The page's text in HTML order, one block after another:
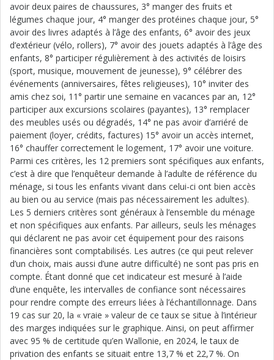
avoir deux paires de chaussures, 3° manger des fruits et
légumes chaque jour, 4° manger des protéines chaque jour, 5°
avoir des livres adaptés à l’âge des enfants, 6° avoir des jeux
d’extérieur (vélo, rollers), 7° avoir des jouets adaptés à l’âge des
enfants, 8° participer régulièrement à des activités de loisirs
(sport, musique, mouvement de jeunesse), 9° célébrer des
événements (anniversaires, fêtes religieuses), 10° inviter des
amis chez soi, 11° partir une semaine en vacances par an, 12°
participer aux excursions scolaires (payantes), 13° remplacer
des meubles usés ou dégradés, 14° ne pas avoir d’arriéré de
paiement (loyer, crédits, factures) 15° avoir un accès internet,
16° chauffer correctement le logement, 17° avoir une voiture.
Parmi ces critères, les 12 premiers sont spécifiques aux enfants,
c’est à dire que l’enquêteur demande à l’adulte de référence du
ménage, si tous les enfants vivant dans celui-ci ont bien accès
au bien ou au service (mais pas nécessairement les adultes).
Les 5 derniers critères sont généraux à l’ensemble du ménage
et non spécifiques aux enfants. Par ailleurs, seuls les ménages
qui déclarent ne pas avoir cet équipement pour des raisons
financières sont comptabilisés. Les autres (ce qui peut relever
d’un choix, mais aussi d’une autre difficulté) ne sont pas pris en
compte. Étant donné que cet indicateur est mesuré à l’aide
d’une enquête, les intervalles de confiance sont nécessaires
pour rendre compte des erreurs liées à l’échantillonnage. Dans
19 cas sur 20, la « vraie » valeur de ce taux se situe à l’intérieur
des marges indiquées sur le graphique. Ainsi, on peut affirmer
avec 95 % de certitude qu’en Wallonie, en 2024, le taux de
privation des enfants se situait entre 13,7 % et 22,7 %. On